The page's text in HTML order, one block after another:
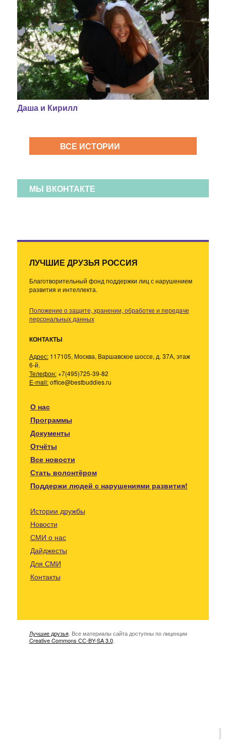
Даша и Кирилл
ВСЕ ИСТОРИИ
МЫ ВКОНТАКТЕ
ЛУЧШИЕ ДРУЗЬЯ РОССИЯ
Благотворительный фонд поддержки лиц с нарушением
развития и интеллекта.
Положение о защите, хранении, обработке и передаче
персональных данных
КОНТАКТЫ
Адрес:117105, Москва, Варшавское шоссе, д. 37А, этаж
6-й.
Телефон:+7(495)725-39-82
E-mail:office@bestbuddies.ru
О нас
Программы
Документы
Отчёты
Все новости
Стать волонтёром
Поддержи людей с нарушениями развития!
Истории дружбы
Новости
СМИ о нас
Дайджесты
Для СМИ
Контакты
Лучшие друзья. Все материалы сайта доступны по лиценции
Creative Commons СС-BY-SA 3.0.